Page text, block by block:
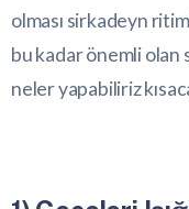
olması sirkadeyn
bu kadar önemli
neler yapabiliriz